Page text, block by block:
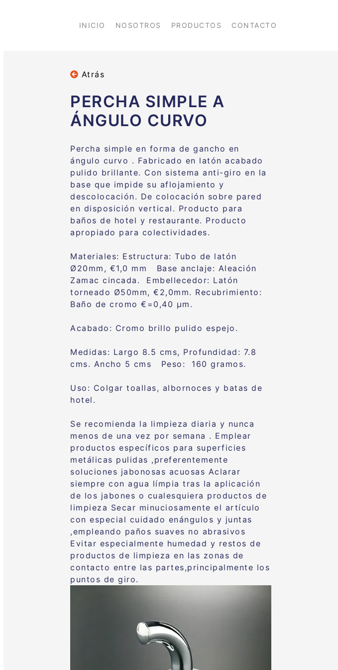
INICIO NOSOTROS PRODUCTOS CONTACTO
Atrás
PERCHA SIMPLE A
ÁNGULO CURVO
Percha simple en forma de gancho en
ángulo curvo . Fabricado en latón acabado
pulido brillante. Con sistema anti-giro en la
base que impide su aflojamiento y
descolocación. De colocación sobre pared
en disposición vertical. Producto para
baños de hotel y restaurante. Producto
apropiado para colectividades.
Materiales: Estructura: Tubo de latón
Ø20mm, €1,0 mm Base anclaje: Aleación
Zamac cincada. Embellecedor: Latón
torneado Ø50mm, €2,0mm. Recubrimiento:
Baño de cromo €=0,40 μm.
Acabado: Cromo brillo pulido espejo.
Medidas: Largo 8.5 cms, Profundidad: 7.8
cms. Ancho 5 cms Peso: 160 gramos.
Uso: Colgar toallas, albornoces y batas de
hotel.
Se recomienda la limpieza diaria y nunca
menos de una vez por semana . Emplear
productos específicos para superficies
metálicas pulidas ,preferentemente
soluciones jabonosas acuosas Aclarar
siempre con agua límpia tras la aplicación
de los jabones o cualesquiera productos de
limpieza Secar minuciosamente el artículo
con especial cuidado enángulos y juntas
,empleando paños suaves no abrasivos
Evitar especialmente humedad y restos de
productos de limpieza en las zonas de
contacto entre las partes,principalmente los
puntos de giro.